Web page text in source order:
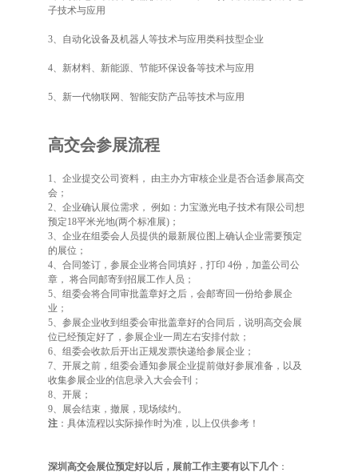
子技术与应用
3、自动化设备及机器人等技术与应用类科技型企业
4、新材料、新能源、节能环保设备等技术与应用
5、新一代物联网、智能安防产品等技术与应用
高交会参展流程
1、企业提交公司资料， 由主办方审核企业是否合适参展高交
会；
2、企业确认展位需求， 例如：力宝激光电子技术有限公司想
预定18平米光地(两个标准展)；
3、企业在组委会人员提供的最新展位图上确认企业需要预定
的展位；
4、合同签订，参展企业将合同填好，打印 4份，加盖公司公
章， 将合同邮寄到招展工作人员；
5、组委会将合同审批盖章好之后，会邮寄回一份给参展企
业；
5、参展企业收到组委会审批盖章好的合同后，说明高交会展
位已经预定好了，参展企业一周左右安排付款；
6、组委会收款后开出正规发票快递给参展企业；
7、开展之前，组委会通知参展企业提前做好参展准备，以及
收集参展企业的信息录入大会会刊；
8、开展；
9、展会结束，撤展，现场续约。
注 ：具体流程以实际操作时为准，以上仅供参考！
深圳高交会展位预定好以后，展前工作主要有以下几个 ：